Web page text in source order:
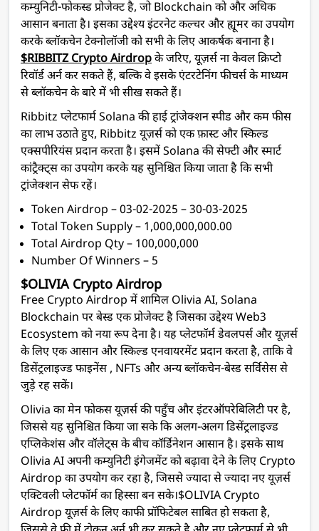
कम्युनिटी-फोकस्ड प्रोजेक्ट है, जो Blockchain को और अधिक
आसान बनाता है। इसका उद्देश्य इंटरनेट कल्चर और ह्यूमर का उपयोग
करके ब्लॉकचेन टेक्नोलॉजी को सभी के लिए आकर्षक बनाना है।
$RIBBITZ Crypto Airdropके जरिए, यूज़र्स ना केवल क्रिप्टो
रिवॉर्ड अर्न कर सकते हैं, बल्कि वे इसके एंटरटेनिंग फीचर्स के माध्यम
से ब्लॉकचेन के बारे में भी सीख सकते हैं।
Ribbitz प्लेटफार्म Solana की हाई ट्रांजेक्शन स्पीड और कम फीस
का लाभ उठाते हुए, Ribbitz यूज़र्स को एक फ़ास्ट और स्किल्ड
एक्सपीरियंस प्रदान करता है। इसमें Solana की सेफ्टी और स्मार्ट
कांट्रैक्ट्स का उपयोग करके यह सुनिश्चित किया जाता है कि सभी
ट्रांजेक्शन सेफ रहें।
Token Airdrop – 03-02-2025 – 30-03-2025
Total Token Supply – 1,000,000,000.00
Total Airdrop Qty – 100,000,000
Number Of Winners – 5
$OLIVIA Crypto Airdrop
Free Crypto Airdrop में शामिल Olivia AI, Solana
Blockchain पर बेस्ड एक प्रोजेक्ट है जिसका उद्देश्य Web3
Ecosystem को नया रूप देना है। यह प्लेटफॉर्म डेवलपर्स और यूज़र्स
के लिए एक आसान और स्किल्ड एनवायरमेंट प्रदान करता है, ताकि वे
डिसेंट्रलाइज्ड फाइनेंस , NFTs और अन्य ब्लॉकचेन-बेस्ड सर्विसेस से
जुड़े रह सकें।
Olivia का मेन फोकस यूज़र्स की पहुँच और इंटरऑपरेबिलिटी पर है,
जिससे यह सुनिश्चित किया जा सके कि अलग-अलग डिसेंट्रलाइज्ड
एप्लिकेशंस और वॉलेट्स के बीच कॉर्डिनेशन आसान है। इसके साथ
Olivia AI अपनी कम्युनिटी इंगेजमेंट को बढ़ावा देने के लिए Crypto
Airdrop का उपयोग कर रहा है, जिससे ज्यादा से ज्यादा नए यूज़र्स
एक्टिवली प्लेटफॉर्म का हिस्सा बन सके।$OLIVIA Crypto
Airdrop यूज़र्स के लिए काफी प्रॉफिटेबल साबित हो सकता है,